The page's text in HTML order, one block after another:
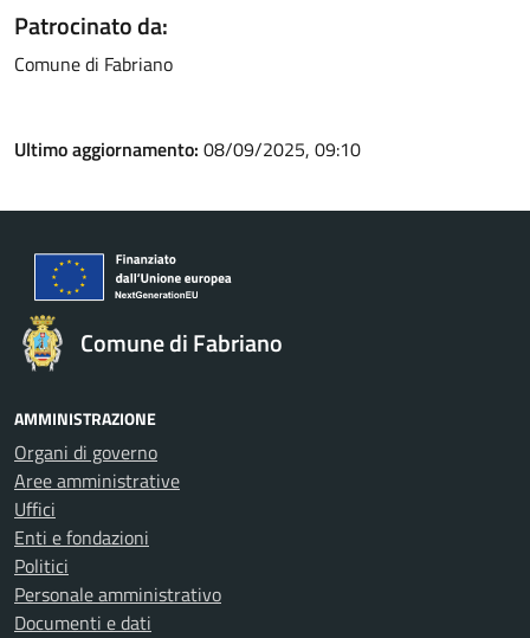
Patrocinato da:
Comune di Fabriano
Ultimo aggiornamento: 08/09/2025, 09:10
Comune di Fabriano
AMMINISTRAZIONE
Organi di governo
Aree amministrative
Uffici
Enti e fondazioni
Politici
Personale amministrativo
Documenti e dati